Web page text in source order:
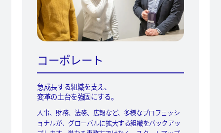
コーポレート
急成長する組織を支え、
変革の土台を強固にする。
人事、財務、法務、広報など、多様なプロフェッシ
ョナルが、グローバルに拡大する組織をバックアッ